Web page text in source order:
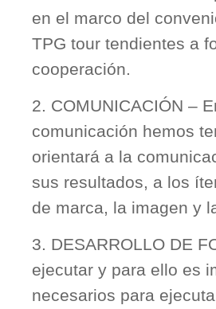
en el marco del
TPG tour tendientes a
cooperación.
2. COMUNICACIÓN –
comunicación hemos
orientará a la
sus resultados, a los
de marca, la imagen y
3. DESARROLLO DE
ejecutar y para ello es
necesarios para